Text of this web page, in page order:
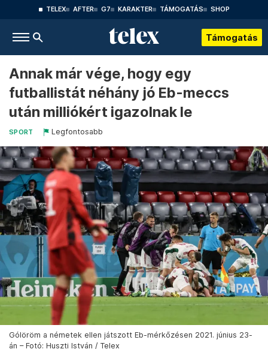
TELEX AFTER G7 KARAKTER TÁMOGATÁS SHOP
Támogatás
Annak már vége, hogy egy
futballistát néhány jó Eb-meccs
után milliókért igazolnak le
SPORT Legfontosabb
Gólöröm a németek ellen játszott Eb-mérkőzésen 2021. június 23-
án – Fotó: Huszti István / Telex